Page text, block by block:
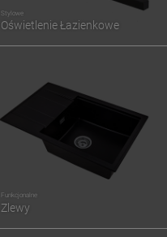
Stylowe
Oświetlenie Łazienkowe
Funkcjonalne
Zlewy